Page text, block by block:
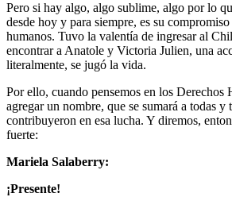
Pero si hay algo, algo sublime, algo por lo
desde hoy y para siempre, es su
humanos. Tuvo la valentía de ingresar al
encontrar a Anatole y Victoria Julien, una
literalmente, se jugó la vida.
Por ello, cuando pensemos en los Derechos
agregar un nombre, que se sumará a todas y
contribuyeron en esa lucha. Y diremos,
fuerte:
Mariela Salaberry:
¡Presente!